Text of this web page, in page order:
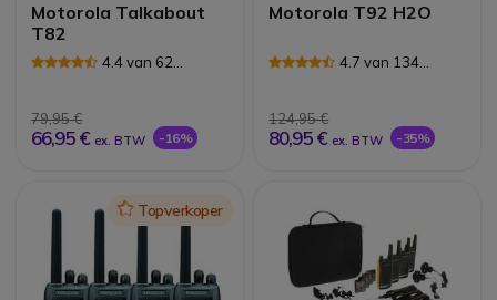
Motorola Talkabout
T82
4.4 van 62
79,95 €
66,95 € ex. BTW -16%
Motorola T92 H2O
4.7 van 134
124,95 €
80,95 € ex. BTW -35%
IconTopverkoper